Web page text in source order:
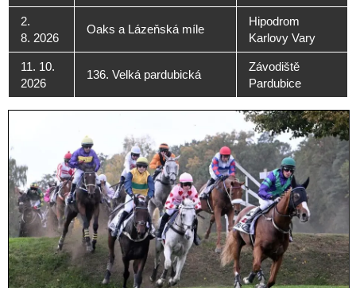
2.
8. 2026
Oaks a Lázeňská míle
Hipodrom
Karlovy Vary
11. 10.
2026
136. Velká pardubická
Závodiště
Pardubice